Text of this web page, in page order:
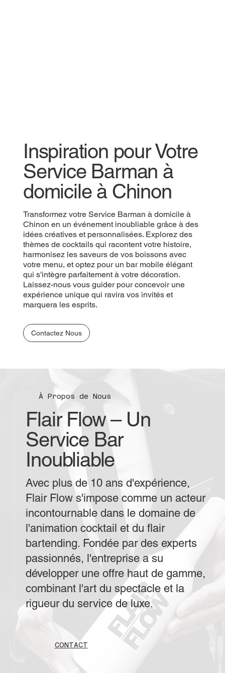
Inspiration pour Votre
Service Barman à
domicile à Chinon
Transformez votre Service Barman à domicile à
Chinon en un événement inoubliable grâce à des
idées créatives et personnalisées. Explorez des
thèmes de cocktails qui racontent votre histoire,
harmonisez les saveurs de vos boissons avec
votre menu, et optez pour un bar mobile élégant
qui s'intègre parfaitement à votre décoration.
Laissez-nous vous guider pour concevoir une
expérience unique qui ravira vos invités et
marquera les esprits.
Contactez Nous
À Propos de Nous
Flair Flow – Un
Service Bar
Inoubliable
CONTACT
Avec plus de 10 ans d'expérience,
Flair Flow s'impose comme un acteur
incontournable dans le domaine de
l'animation cocktail et du flair
bartending. Fondée par des experts
passionnés, l'entreprise a su
développer une offre haut de gamme,
combinant l'art du spectacle et la
rigueur du service de luxe.